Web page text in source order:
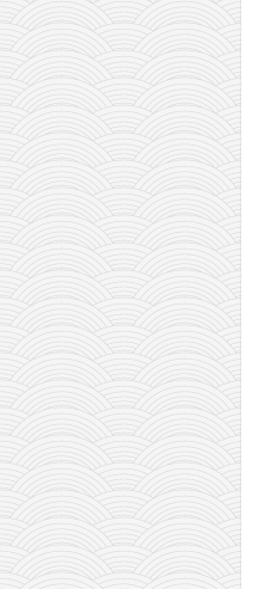
азбуки и књиге
Окинава карате
најновије на блогу
моје белешке
историја каратеа
бубиши
карате
кихон
наиханчи
кушанку
пасаи
темашивари
кобудо
нунчаку